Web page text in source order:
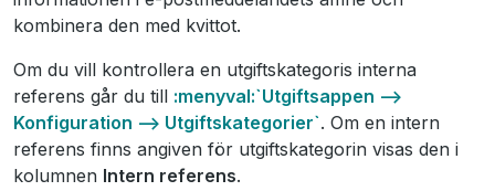
kombinera den med kvittot.
Om du vill kontrollera en utgiftskategoris interna
referens går du till :menyval:`Utgiftsappen -->
Konfiguration --> Utgiftskategorier`. Om en intern
referens finns angiven för utgiftskategorin visas den i
kolumnen Intern referens.